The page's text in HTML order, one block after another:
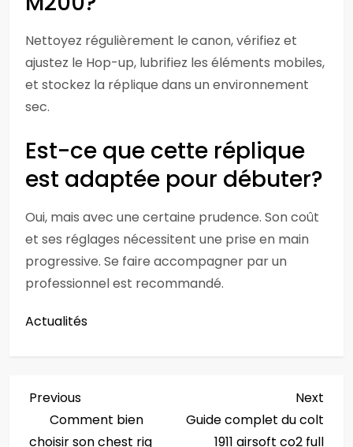
Nettoyez régulièrement le canon, vérifiez et
ajustez le Hop-up, lubrifiez les éléments mobiles,
et stockez la réplique dans un environnement
sec.
Est-ce que cette réplique
est adaptée pour débuter?
Oui, mais avec une certaine prudence. Son coût
et ses réglages nécessitent une prise en main
progressive. Se faire accompagner par un
professionnel est recommandé.
Actualités
N
a
Previous
Post
Previous
Comment bien
choisir son chest rig
Next
Guide complet du colt
1911 airsoft co2 full